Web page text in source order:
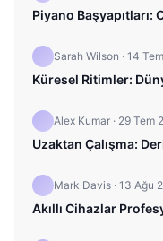
Piyano Başyapıtları:
Sarah Wilson · 14
Küresel Ritimler:
Alex Kumar · 29 Tem
Uzaktan Çalışma:
Mark Davis · 13 Ağu
Akıllı Cihazlar